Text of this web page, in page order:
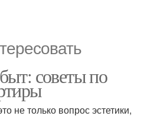
советы по
не только вопрос эстетики,